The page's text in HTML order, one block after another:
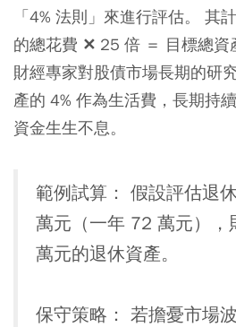
「4% 法則」來進行評估。 其
的總花費 ✕ 25 倍 ＝ 目標總資
財經專家對股債市場長期的研
產的 4% 作為生活費，長期持
資金生生不息。
範例試算： 假設評估退
萬元（一年 72 萬元）
萬元的退休資產。
保守策略： 若擔憂市場